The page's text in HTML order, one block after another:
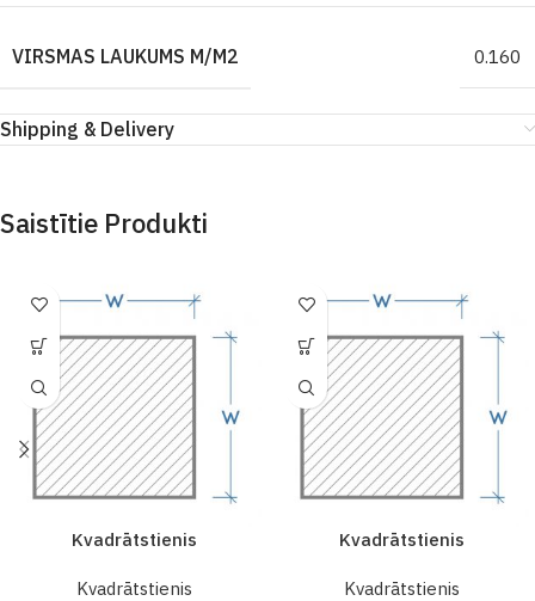
VIRSMAS LAUKUMS M/M2 0.160
Shipping & Delivery
Saistītie Produkti
Kvadrātstienis
Kvadrātstienis
Kvadrātstienis
Kvadrātstienis